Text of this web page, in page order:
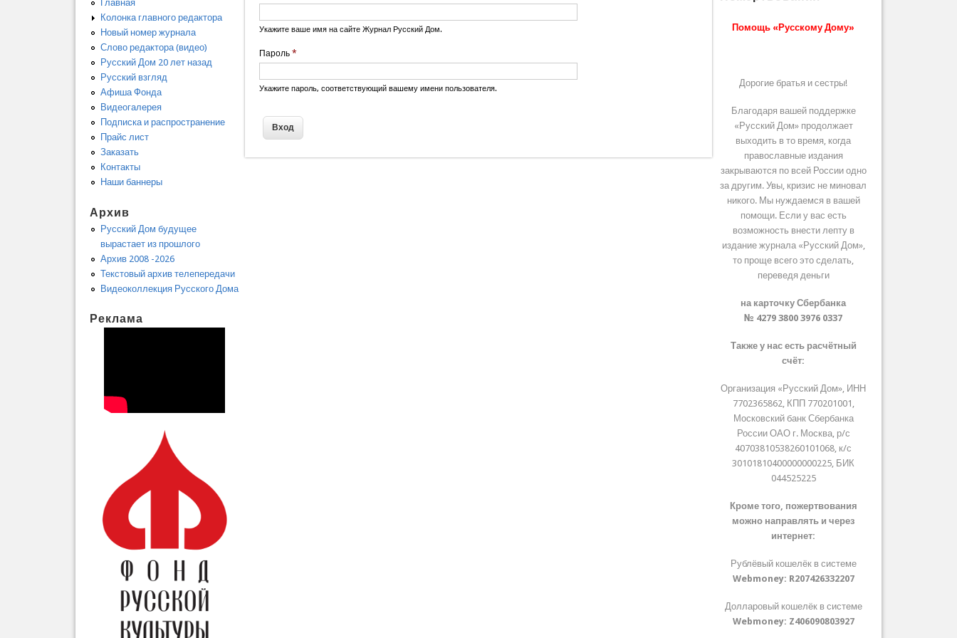
Укажите ваше имя на сайте Журнал Русский Дом.
Пароль*
Укажите пароль, соответствующий вашему имени пользователя.
Главная
Колонка главного редактора
Новый номер журнала
Слово редактора (видео)
Русский Дом 20 лет назад
Русский взгляд
Афиша Фонда
Видеогалерея
Подписка и распространение
Прайс лист
Заказать
Контакты
Наши баннеры
Архив
Русский Дом будущее
вырастает из прошлого
Архив 2008 -2026
Текстовый архив телепередачи
Видеоколлекция Русского Дома
Реклама
Помощь «Русскому Дому»
Дорогие братья и сестры!
Благодаря вашей поддержке
«Русский Дом» продолжает
выходить в то время, когда
православные издания
закрываются по всей России одно
за другим. Увы, кризис не миновал
никого. Мы нуждаемся в вашей
помощи. Если у вас есть
возможность внести лепту в
издание журнала «Русский Дом»,
то проще всего это сделать,
переведя деньги
на карточку Сбербанка
№ 4279 3800 3976 0337
Также у нас есть расчётный
счёт:
Организация «Русский Дом», ИНН
7702365862, КПП 770201001,
Московский банк Сбербанка
России ОАО г. Москва, р/с
40703810538260101068, к/с
30101810400000000225, БИК
044525225
Кроме того, пожертвования
можно направлять и через
интернет:
Рублёвый кошелёк в системе
Webmoney: R207426332207
Долларовый кошелёк в системе
Webmoney: Z406090803927